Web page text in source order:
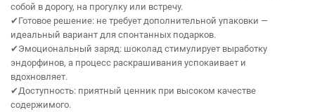
собой в дорогу, на прогулку или встречу.
✔Готовое решение: не требует дополнительной упаковки —
идеальный вариант для спонтанных подарков.
✔Эмоциональный заряд: шоколад стимулирует выработку
эндорфинов, а процесс раскрашивания успокаивает и
вдохновляет.
✔Доступность: приятный ценник при высоком качестве
содержимого.